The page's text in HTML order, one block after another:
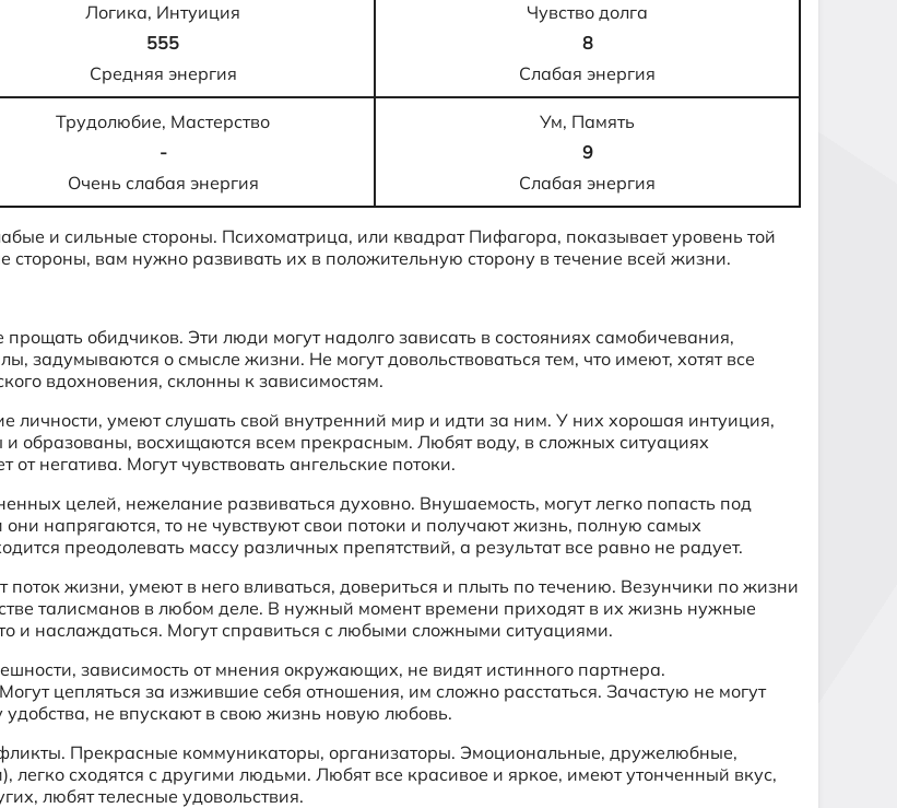
Логика, Интуиция
555
Средняя энергия
Чувство долга
8
Слабая энергия
Трудолюбие, Мастерство
-
Очень слабая энергия
Ум, Память
9
Слабая энергия
и сильные стороны. Психоматрица, или квадрат Пифагора, показывает уровень той
стороны, вам нужно развивать их в положительную сторону в течение всей жизни.
обидчиков. Эти люди могут надолго зависать в состояниях самобичевания,
задумываются о смысле жизни. Не могут довольствоваться тем, что имеют, хотят все
вдохновения, склонны к зависимостям.
личности, умеют слушать свой внутренний мир и идти за ним. У них хорошая интуиция,
образованы, восхищаются всем прекрасным. Любят воду, в сложных ситуациях
негатива. Могут чувствовать ангельские потоки.
целей, нежелание развиваться духовно. Внушаемость, могут легко попасть под
напрягаются, то не чувствуют свои потоки и получают жизнь, полную самых
преодолевать массу различных препятствий, а результат все равно не радует.
поток жизни, умеют в него вливаться, довериться и плыть по течению. Везунчики по жизни
талисманов в любом деле. В нужный момент времени приходят в их жизнь нужные
и наслаждаться. Могут справиться с любыми сложными ситуациями.
зависимость от мнения окружающих, не видят истинного партнера.
цепляться за изжившие себя отношения, им сложно расстаться. Зачастую не могут
не впускают в свою жизнь новую любовь.
Прекрасные коммуникаторы, организаторы. Эмоциональные, дружелюбные,
сходятся с другими людьми. Любят все красивое и яркое, имеют утонченный вкус,
любят телесные удовольствия.